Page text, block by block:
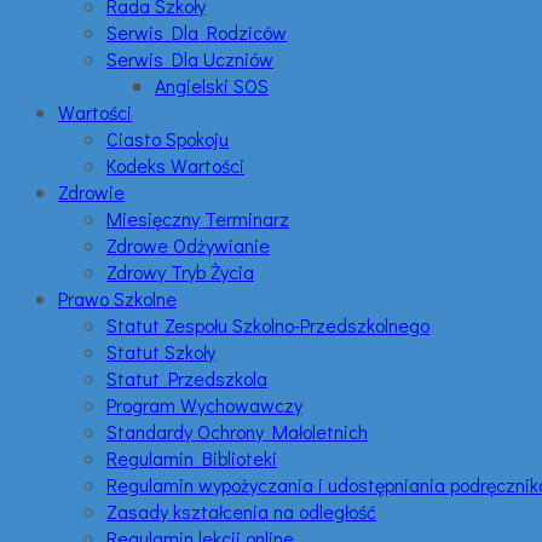
Rada Szkoły
Serwis Dla Rodziców
Serwis Dla Uczniów
Angielski SOS
Wartości
Ciasto Spokoju
Kodeks Wartości
Zdrowie
Miesięczny Terminarz
Zdrowe Odżywianie
Zdrowy Tryb Życia
Prawo Szkolne
Statut Zespołu Szkolno-Przedszkolnego
Statut Szkoły
Statut Przedszkola
Program Wychowawczy
Standardy Ochrony Małoletnich
Regulamin Biblioteki
Regulamin wypożyczania i udostępniania
Zasady kształcenia na odległość